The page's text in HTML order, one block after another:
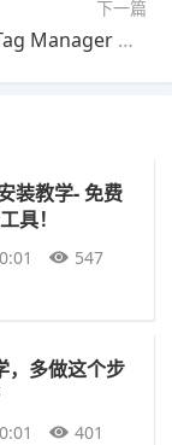
下一篇
Google Tag Manager 教学：第一次装Google Analytics就上手
装教学- 免费
具！
547
，多做这个步
401